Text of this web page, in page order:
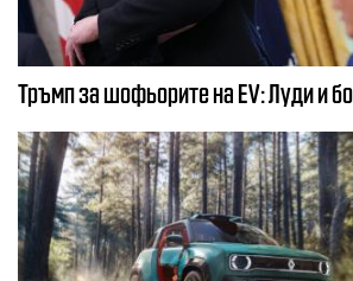
Тръмп за шофьорите на EV: Луди и